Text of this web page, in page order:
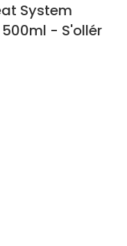
System
- S'ollér